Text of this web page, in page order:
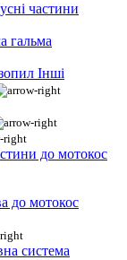
частини
гальма
Інші
до мотокос
до мотокос
система